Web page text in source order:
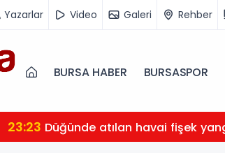
Yazarlar Video Galeri Rehber
BURSA HABER BURSASPOR
23:23 Düğünde atılan havai fişek